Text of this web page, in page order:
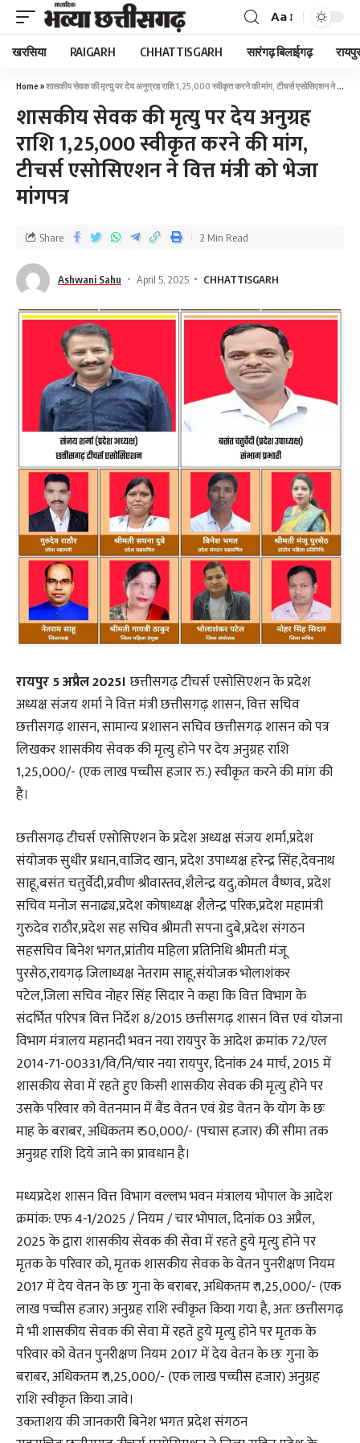
Aa
खरसिया RAIGARH CHHATTISGARH सारंगढ़ बिलाईगढ़
Home »शासकीय सेवक की मृत्यु पर देय अनुग्रह राशि 1,25,000 स्वीकृत करने की मांग, टीचर्स एसोसिएशन ने वित्त मंत्री को भेजा मांगपत्र
शासकीय सेवक की मृत्यु पर देय अनुग्रह
राशि 1,25,000 स्वीकृत करने की मांग,
टीचर्स एसोसिएशन ने वित्त मंत्री को भेजा
मांगपत्र
Ashwani Sahu April 5, 2025 CHHATTISGARH
Share 2 Min Read
रायपुर 5 अप्रैल 2025। छत्तीसगढ़ टीचर्स एसोसिएशन के प्रदेश
अध्यक्ष संजय शर्मा ने वित्त मंत्री छत्तीसगढ़ शासन, वित्त सचिव
छत्तीसगढ़ शासन, सामान्य प्रशासन सचिव छत्तीसगढ़ शासन को पत्र
लिखकर शासकीय सेवक की मृत्यु होने पर देय अनुग्रह राशि
1,25,000/- (एक लाख पच्चीस हजार रु.) स्वीकृत करने की मांग की
है।
छत्तीसगढ़ टीचर्स एसोसिएशन के प्रदेश अध्यक्ष संजय शर्मा,प्रदेश
संयोजक सुधीर प्रधान,वाजिद खान, प्रदेश उपाध्यक्ष हरेन्द्र सिंह,देवनाथ
साहू,बसंत चतुर्वेदी,प्रवीण श्रीवास्तव,शैलेन्द्र यदु,कोमल वैष्णव, प्रदेश
सचिव मनोज सनाढ्य,प्रदेश कोषाध्यक्ष शैलेन्द्र परिक,प्रदेश महामंत्री
गुरुदेव राठौर,प्रदेश सह सचिव श्रीमती सपना दुबे,प्रदेश संगठन
सहसचिव बिनेश भगत,प्रांतीय महिला प्रतिनिधि श्रीमती मंजू
पुरसेठ,रायगढ़ जिलाध्यक्ष नेतराम साहू,संयोजक भोलाशंकर
पटेल,जिला सचिव नोहर सिंह सिदार ने कहा कि वित्त विभाग के
संदर्भित परिपत्र वित्त निर्देश 8/2015 छत्तीसगढ़ शासन वित्त एवं योजना
विभाग मंत्रालय महानदी भवन नया रायपुर के आदेश क्रमांक 72/एल
2014-71-00331/वि/नि/चार नया रायपुर, दिनांक 24 मार्च, 2015 में
शासकीय सेवा में रहते हुए किसी शासकीय सेवक की मृत्यु होने पर
उसके परिवार को वेतनमान में बैंड वेतन एवं ग्रेड वेतन के योग के छः
माह के बराबर, अधिकतम ₹ 50,000/- (पचास हजार) की सीमा तक
अनुग्रह राशि दिये जाने का प्रावधान है।
मध्यप्रदेश शासन वित्त विभाग वल्लभ भवन मंत्रालय भोपाल के आदेश
क्रमांक: एफ 4-1/2025 / नियम / चार भोपाल, दिनांक 03 अप्रैल,
2025 के द्वारा शासकीय सेवक की सेवा में रहते हुये मृत्यु होने पर
मृतक के परिवार को, मृतक शासकीय सेवक के वेतन पुनरीक्षण नियम
2017 में देय वेतन के छः गुना के बराबर, अधिकतम ₹ 1,25,000/- (एक
लाख पच्चीस हजार) अनुग्रह राशि स्वीकृत किया गया है, अतः छत्तीसगढ़
मे भी शासकीय सेवक की सेवा में रहते हुये मृत्यु होने पर मृतक के
परिवार को वेतन पुनरीक्षण नियम 2017 में देय वेतन के छः गुना के
बराबर, अधिकतम ₹ 1,25,000/- (एक लाख पच्चीस हजार) अनुग्रह
राशि स्वीकृत किया जावे।
उकताशय की जानकारी बिनेश भगत प्रदेश संगठन